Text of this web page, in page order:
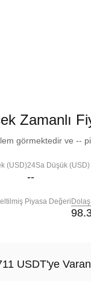
Zamanlı
görmektedir ve --
(USD)24Sa Düşük (USD)
--
Piyasa Değeri
USDT'ye